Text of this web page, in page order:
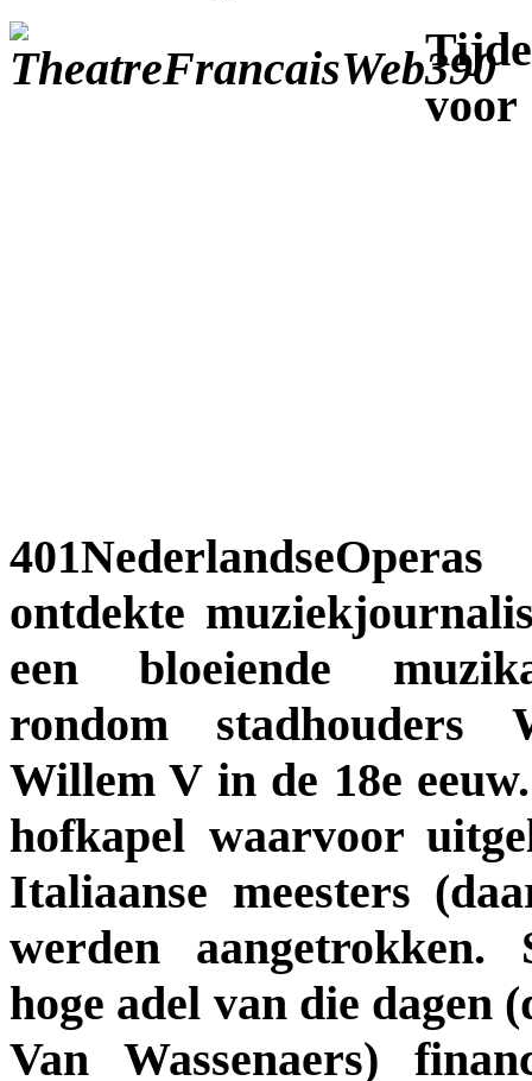
ontdekte
een bloeiende
rondom
Willem V in de 18e
hofkapel waarvoor
Italiaanse meesters
werden aangetrokken.
hoge adel van die dagen
Van Wassenaers)